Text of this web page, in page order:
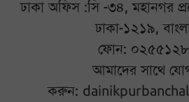
ঢাকা অফিস :সি -৩৪, মহানগর
ঢাকা-১২১৯,
ফোন:
আমাদের সাথে
করুন: